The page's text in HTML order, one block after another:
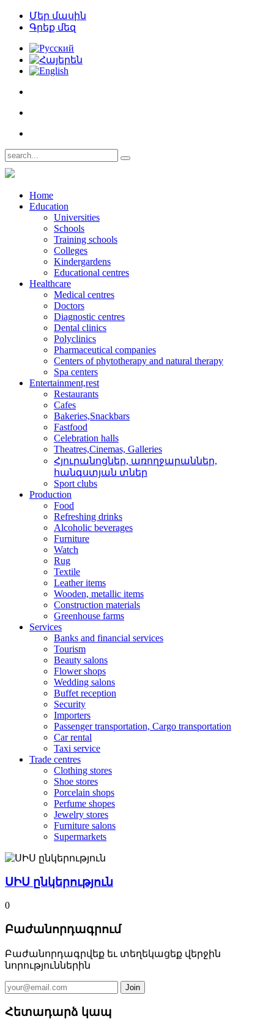
Մեր մասին
Գրեք մեզ
Home
Education
Universities
Schools
Training schools
Colleges
Kindergardens
Educational centres
Healthcare
Medical centres
Doctors
Diagnostic centres
Dental clinics
Polyclinics
Pharmaceutical companies
Centers of phytotherapy and natural therapy
Spa centers
Entertainment,rest
Restaurants
Cafes
Bakeries,Snackbars
Fastfood
Celebration halls
Theatres,Cinemas, Galleries
Հյուրանոցներ, առողջար­աններ,
հանգստյան տներ
Sport clubs
Production
Food
Refreshing drinks
Alcoholic beverages
Furniture
Watch
Rug
Textile
Leather items
Wooden, metallic items
Construction materials
Greenhouse farms
Services
Banks and financial services
Tourism
Beauty salons
Flower shops
Wedding salons
Buffet reception
Security
Importers
Passenger transportation, Cargo transportation
Car rental
Taxi service
Trade centres
Clothing stores
Shoe stores
Porcelain shops
Perfume shopes
Jewelry stores
Furniture salons
Supermarkets
ՍԻՍ ընկերություն
0
Բաժանորդագրում
Բաժանորդագրվեք եւ տեղեկացեք վերջին
նորություններին
Հետադարձ կապ